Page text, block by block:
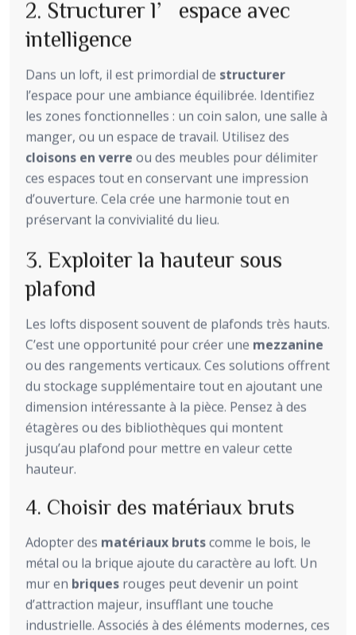
2. Structurer l’espace avec
intelligence
Dans un loft, il est primordial de structurer
l’espace pour une ambiance équilibrée. Identifiez
les zones fonctionnelles : un coin salon, une salle à
manger, ou un espace de travail. Utilisez des
cloisons en verre ou des meubles pour délimiter
ces espaces tout en conservant une impression
d’ouverture. Cela crée une harmonie tout en
préservant la convivialité du lieu.
3. Exploiter la hauteur sous
plafond
Les lofts disposent souvent de plafonds très hauts.
C’est une opportunité pour créer une mezzanine
ou des rangements verticaux. Ces solutions offrent
du stockage supplémentaire tout en ajoutant une
dimension intéressante à la pièce. Pensez à des
étagères ou des bibliothèques qui montent
jusqu’au plafond pour mettre en valeur cette
hauteur.
4. Choisir des matériaux bruts
Adopter des matériaux brutscomme le bois, le
métal ou la brique ajoute du caractère au loft. Un
mur en briques rouges peut devenir un point
d’attraction majeur, insufflant une touche
industrielle. Associés à des éléments modernes, ces